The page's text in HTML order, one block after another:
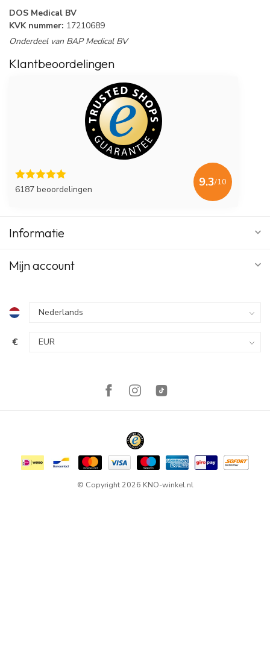
DOS Medical BV
KVK nummer: 17210689
Onderdeel van BAP Medical BV
Klantbeoordelingen
6187 beoordelingen
9.3/10
Informatie
Mijn account
€
© Copyright 2026 KNO-winkel.nl